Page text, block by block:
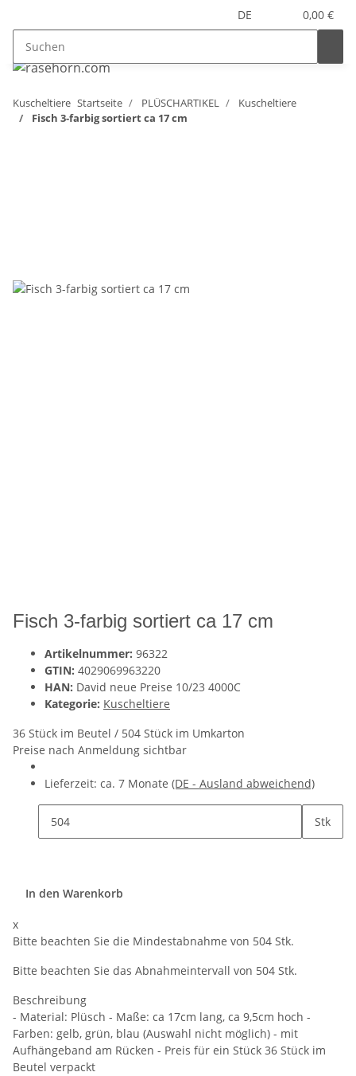
DE 0,00 €
Kuscheltiere Startseite PLÜSCHARTIKEL
Kuscheltiere
Fisch 3-farbig sortiert ca 17 cm
Fisch 3-farbig sortiert ca 17 cm
Artikelnummer: 96322
GTIN: 4029069963220
HAN: David neue Preise 10/23 4000C
Kategorie: Kuscheltiere
36 Stück im Beutel / 504 Stück im Umkarton
Preise nach Anmeldung sichtbar
Lieferzeit: ca. 7 Monate (DE - Ausland abweichend)
Stk
In den Warenkorb
x
Bitte beachten Sie die Mindestabnahme von 504 Stk.
Bitte beachten Sie das Abnahmeintervall von 504 Stk.
Beschreibung
- Material: Plüsch - Maße: ca 17cm lang, ca 9,5cm hoch -
Farben: gelb, grün, blau (Auswahl nicht möglich) - mit
Aufhängeband am Rücken - Preis für ein Stück 36 Stück im
Beutel verpackt